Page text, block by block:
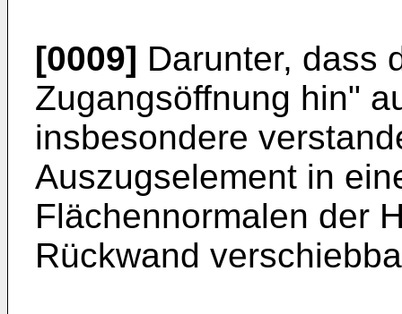
[0009] Darunter, dass
Zugangsöffnung hin"
insbesondere
Auszugselement in
Flächennormalen der
Rückwand